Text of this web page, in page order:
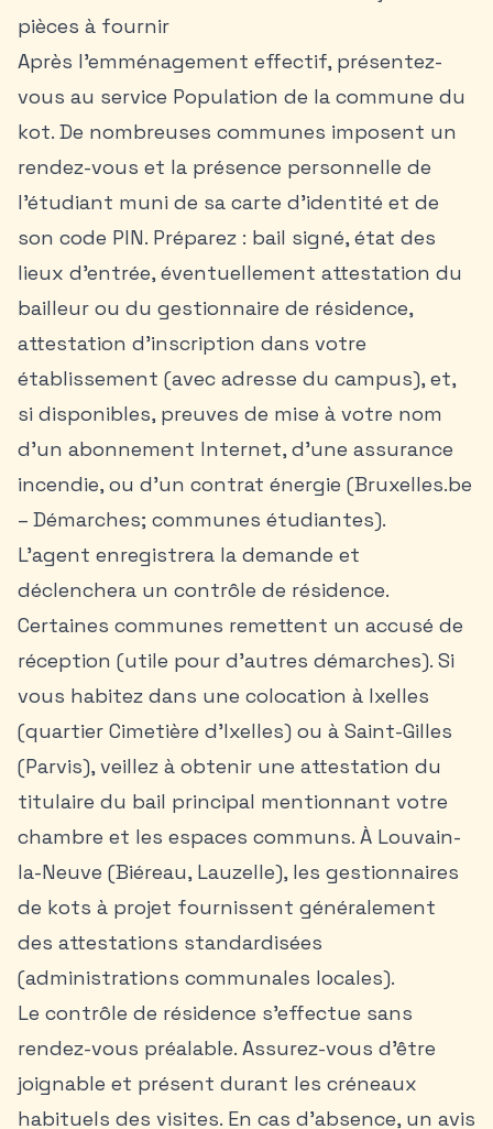
pièces à fournir
Après l’emménagement effectif, présentez-
vous au service Population de la commune du
kot. De nombreuses communes imposent un
rendez-vous et la présence personnelle de
l’étudiant muni de sa carte d’identité et de
son code PIN. Préparez : bail signé, état des
lieux d’entrée, éventuellement attestation du
bailleur ou du gestionnaire de résidence,
attestation d’inscription dans votre
établissement (avec adresse du campus), et,
si disponibles, preuves de mise à votre nom
d’un abonnement Internet, d’une assurance
incendie, ou d’un contrat énergie (Bruxelles.be
– Démarches; communes étudiantes).
L’agent enregistrera la demande et
déclenchera un contrôle de résidence.
Certaines communes remettent un accusé de
réception (utile pour d’autres démarches). Si
vous habitez dans une colocation à Ixelles
(quartier Cimetière d’Ixelles) ou à Saint-Gilles
(Parvis), veillez à obtenir une attestation du
titulaire du bail principal mentionnant votre
chambre et les espaces communs. À Louvain-
la-Neuve (Biéreau, Lauzelle), les gestionnaires
de kots à projet fournissent généralement
des attestations standardisées
(administrations communales locales).
Le contrôle de résidence s’effectue sans
rendez-vous préalable. Assurez-vous d’être
joignable et présent durant les créneaux
habituels des visites. En cas d’absence, un avis